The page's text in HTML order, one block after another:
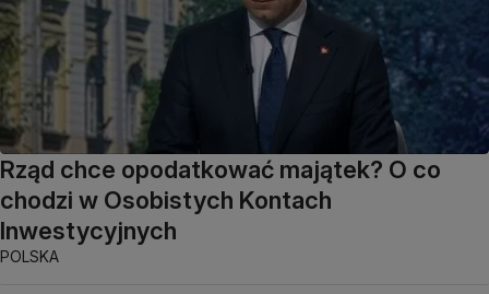
Rząd chce opodatkować majątek? O co
chodzi w Osobistych Kontach
Inwestycyjnych
POLSKA